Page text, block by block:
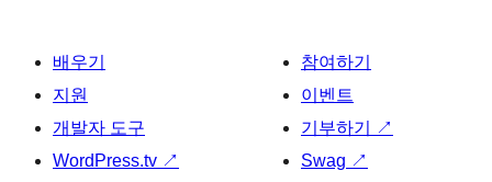
배우기
지원
개발자 도구
WordPress.tv ↗
참여하기
이벤트
기부하기
↗
Swag ↗